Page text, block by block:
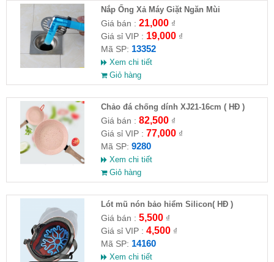
Nắp Ống Xả Máy Giặt Ngăn Mùi
Giá bán : 21,000₫
Giá sỉ VIP : 19,000₫
Mã SP: 13352
Xem chi tiết
Giỏ hàng
Chảo đá chống dính XJ21-16cm ( HĐ )
Giá bán : 82,500₫
Giá sỉ VIP : 77,000₫
Mã SP: 9280
Xem chi tiết
Giỏ hàng
Lót mũ nón bảo hiểm Silicon( HĐ )
Giá bán : 5,500₫
Giá sỉ VIP : 4,500₫
Mã SP: 14160
Xem chi tiết